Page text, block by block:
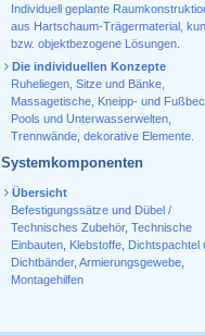
Individuell geplante
aus Hartschaum-Trägermaterial,
bzw. objektbezogene Lösungen.
Die individuellen Konzepte
Ruheliegen, Sitze und Bänke,
Massagetische, Kneipp- und
Pools und Unterwasserwelten,
Trennwände, dekorative Elemente.
Systemkomponenten
Übersicht
Befestigungssätze und Dübel /
Technisches Zubehör, Technische
Einbauten, Klebstoffe,
Dichtspachtel
Dichtbänder, Armierungsgewebe,
Montagehilfen